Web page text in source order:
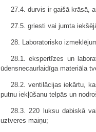
27.4. durvis ir gaišā krāsā,
27.5. griesti vai jumta
28. Laboratorisko
28.1. ekspertīzes un
ūdensnecaurlaidīga materiāla
28.2. ventilācijas iekārtu,
putnu iekļūšanu telpās un
28.3. 220 luksu dabiskā
uztveres maiņu;